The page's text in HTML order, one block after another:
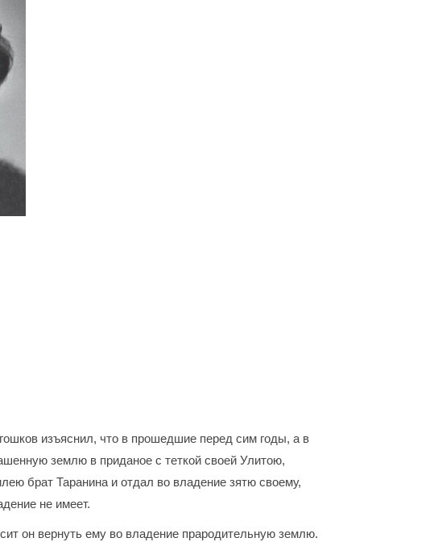
изъяснил, что в прошедшие перед сим годы, а в
землю в приданое с теткой своей Улитою,
брат Таранина и отдал во владение зятю своему,
не имеет.
он вернуть ему во владение прародительную землю.